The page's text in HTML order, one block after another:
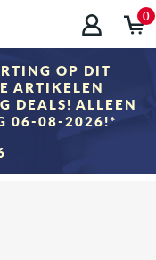
0
OP DIT
ARTIKELEN
DEALS! ALLEEN
06-08-2026!*